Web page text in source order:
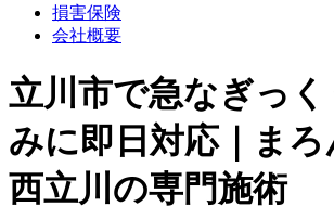
損害保険
会社概要
立川市で急なぎっ
みに即日対応｜ま
西立川の専門施術